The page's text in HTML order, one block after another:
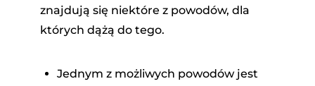
znajdują się niektóre z powodów, dla
których dążą do tego.
Jednym z możliwych powodów jest